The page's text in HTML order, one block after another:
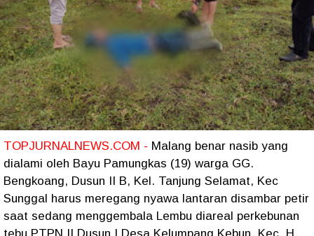
TOPJURNALNEWS.COM - Malang benar nasib yang
dialami oleh Bayu Pamungkas (19) warga GG.
Bengkoang, Dusun II B, Kel. Tanjung Selamat, Kec
Sunggal harus meregang nyawa lantaran disambar petir
saat sedang menggembala Lembu diareal perkebunan